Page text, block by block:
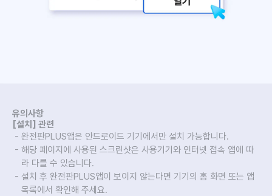
유의사항
[설치] 관련
완전판PLUS앱은 안드로이드 기기에서만 설치 가능합니다.
해당 페이지에 사용된 스크린샷은 사용기기와 인터넷 접속 앱에 따
라 다를 수 있습니다.
설치 후 완전판PLUS앱이 보이지 않는다면 기기의 홈 화면 또는 앱
목록에서 확인해 주세요.